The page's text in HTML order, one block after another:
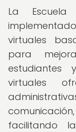
La
virtuales
para
estudiantes
virtuales
facilitando